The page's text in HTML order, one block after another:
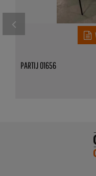
PARTIJ 01656